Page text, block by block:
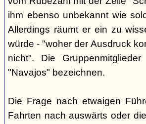
ihm ebenso unbekannt wie
Allerdings räumt er ein zu
würde - "woher der Ausdruck
nicht". Die
"Navajos" bezeichnen.
Die Frage nach etwaigen
Fahrten nach auswärts oder